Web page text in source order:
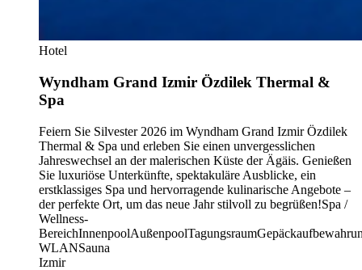
Hotel
Wyndham Grand Izmir Özdilek Thermal &
Spa
Feiern Sie Silvester 2026 im Wyndham Grand Izmir Özdilek
Thermal & Spa und erleben Sie einen unvergesslichen
Jahreswechsel an der malerischen Küste der Ägäis. Genießen
Sie luxuriöse Unterkünfte, spektakuläre Ausblicke, ein
erstklassiges Spa und hervorragende kulinarische Angebote –
der perfekte Ort, um das neue Jahr stilvoll zu begrüßen!Spa /
Wellness-
BereichInnenpoolAußenpoolTagungsraum
WLANSauna
Izmir